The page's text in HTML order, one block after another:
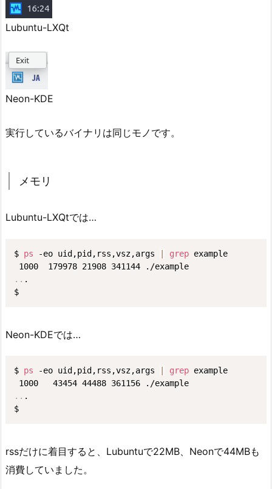
Lubuntu-LXQt
Neon-KDE
実行しているバイナリは同じモノです。
メモリ
Lubuntu-LXQtでは…
$ ps -eo uid,pid,rss,vsz,args grep example
.. .
Neon-KDEでは…
$ ps -eo uid,pid,rss,vsz,args grep example
.. .
$
rssだけに着目すると、Lubuntuで22MB、Neonで44MBも
消費していました。